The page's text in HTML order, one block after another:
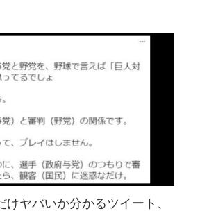
けヤバいか分かるツイート、